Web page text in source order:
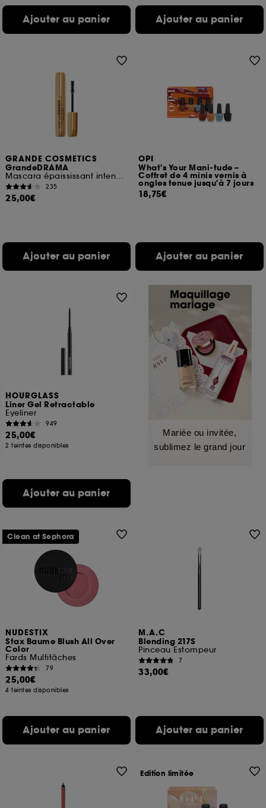
Ajouter au panier Ajouter au panier
GRANDE COSMETICS
GrandeDRAMA
Mascara épaississant intense à l'huile de ricin
235
25,00€
Ajouter au panier
OPI
What's Your Mani-tude –
Coffret de 4 minis vernis à
ongles tenue jusqu'à 7 jours
18,75€
Ajouter au panier
HOURGLASS
Liner Gel Retractable
Eyeliner
949
25,00€
2 teintes disponibles
Ajouter au panier
Mariée ou invitée,
sublimez le grand jour
NUDESTIX
Stax Baume Blush All Over
Color
Fards Multitâches
79
25,00€
4 teintes disponibles
Ajouter au panier
Clean at Sephora
M.A.C
Blending 217S
Pinceau Estompeur
7
33,00€
Ajouter au panier
Edition limitée